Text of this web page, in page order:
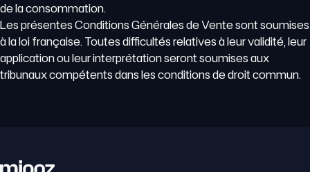
de la consommation.
Les présentes Conditions Générales de Vente sont soumises
à la loi française. Toutes difficultés relatives à leur validité, leur
application ou leur interprétation seront soumises aux
tribunaux compétents dans les conditions de droit commun.